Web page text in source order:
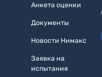
Анкета оценки
Документы
Новости Нимакс
Заявка на
испытания